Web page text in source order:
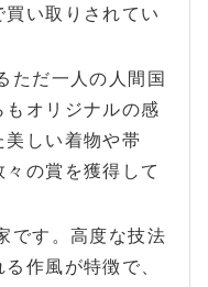
い取りされてい
ただ一人の人間国
オリジナルの感
しい着物や帯
の賞を獲得して
です。高度な技法
作風が特徴で、